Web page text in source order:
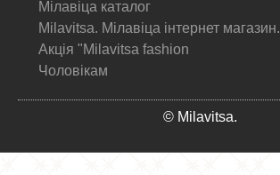
Мілавіца каталог
Milavitsa. Мілавіца інтернет магазин.
Акція "Milavitsa fashion
Чоловікам
© Milavitsa.